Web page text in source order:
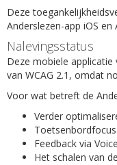
Deze
Anderslezen-app iOS en
Nalevingsstatus
Deze mobiele
van WCAG 2.1, omdat
Voor wat betreft de
Verder
Feedback via
Het schalen van